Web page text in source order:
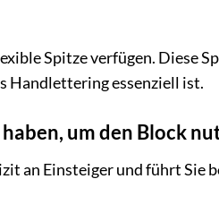
Spitze verfügen. Diese
Handlettering essenziell ist.
um den Block
an Einsteiger und führt Sie